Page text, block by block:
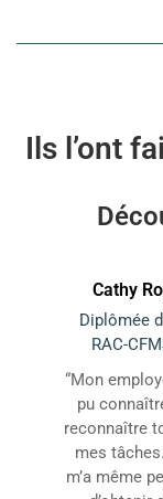
Ils l’ont
Cathy
Diplômée
RAC-
“Mon
pu
reconnaître
mes
m’a même